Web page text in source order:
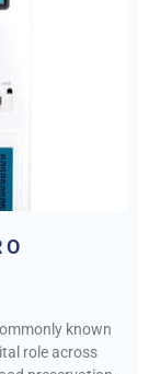
O
known
role across